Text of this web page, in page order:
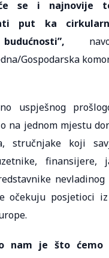
se i najnovije
put ka
Gospodarska
uspješnog
na jednom mjestu
stručnjake koji
finansijere,
očekuju posjetioci
nam je što ćemo